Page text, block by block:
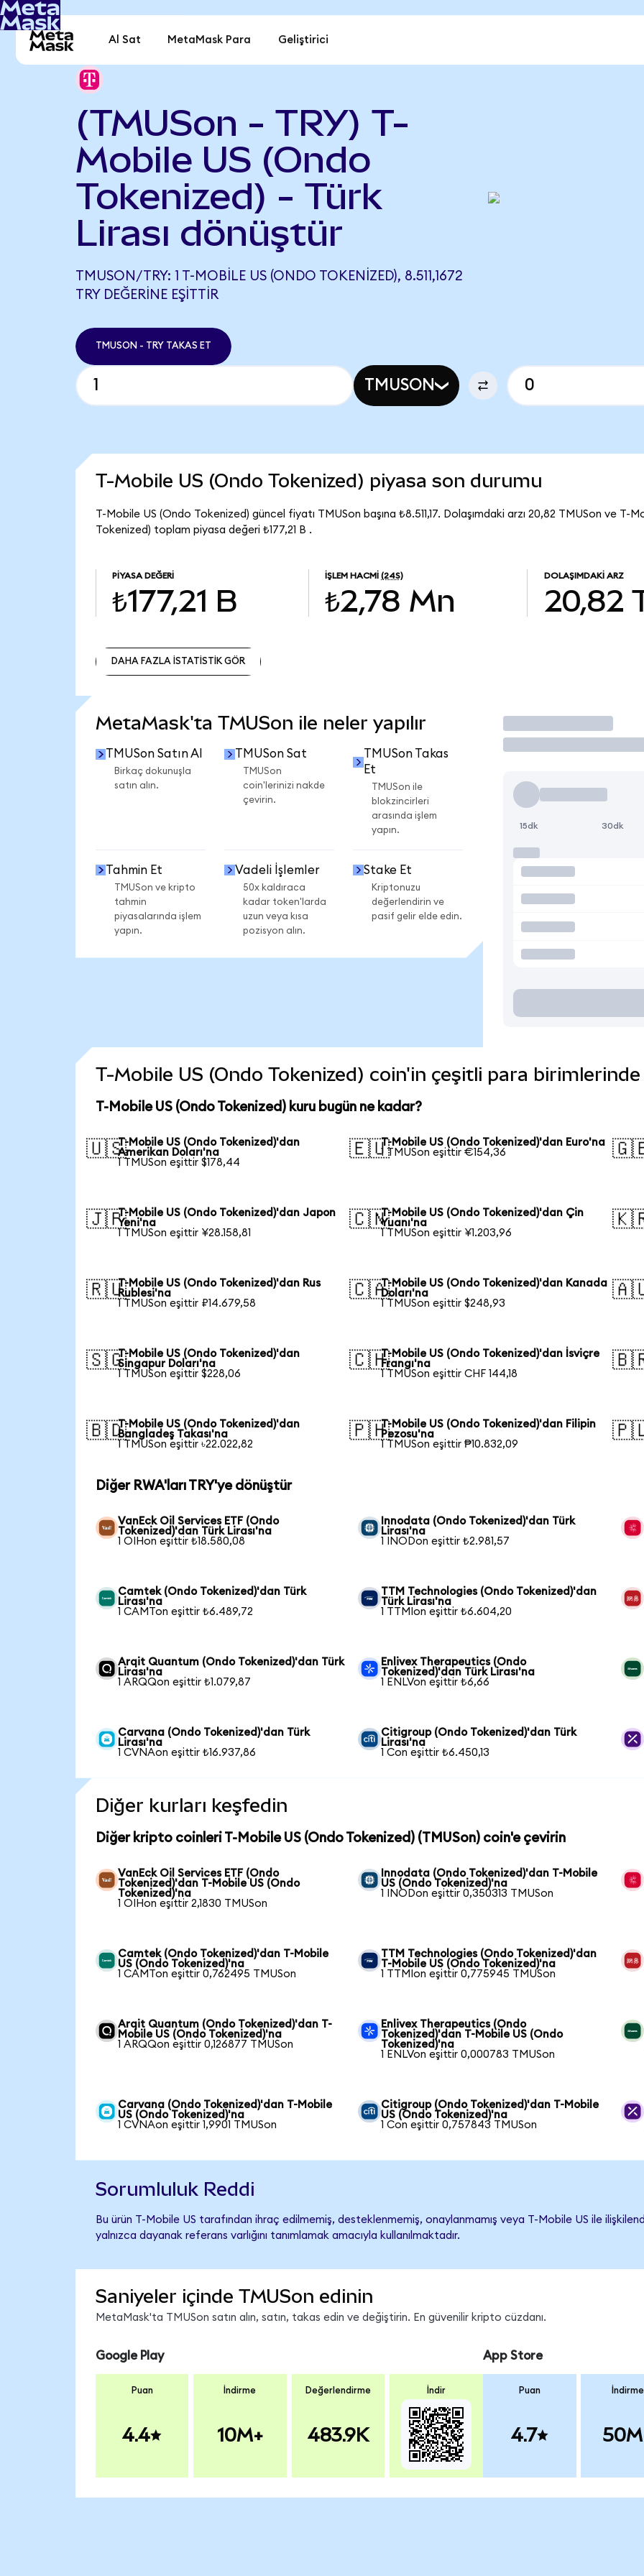
Al Sat MetaMask Para Geliştirici
(TMUSon - TRY) T-
Mobile US (Ondo
Tokenized) - Türk
Lirası dönüştür
TMUSON/TRY: 1 T-MOBILE US (ONDO TOKENIZED), 8.511,1672
TRY DEĞERINE EŞITTIR
TMUSON - TRY TAKAS ET
TMUSON
T-Mobile US (Ondo Tokenized) piyasa son durumu
T-Mobile US (Ondo Tokenized) güncel fiyatı TMUSon başına ₺8.511,17. Dolaşımdaki arzı 20,82 TMUSon ve T-
Tokenized) toplam piyasa değeri ₺177,21 B .
PIYASA DEĞERI
₺177,21 B
İŞLEM HACMI (24S)
₺2,78 Mn
DOLAŞIMDAKI ARZ
20,82
DAHA FAZLA İSTATİSTİK GÖR
MetaMask'ta TMUSon ile neler yapılır
TMUSon Satın Al
Birkaç dokunuşla
satın alın.
TMUSon Sat
TMUSon
coin'lerinizi nakde
çevirin.
TMUSon Takas
Et
TMUSon ile
blokzincirleri
arasında işlem
yapın.
Tahmin Et
TMUSon ve kripto
tahmin
piyasalarında işlem
yapın.
Vadeli İşlemler
50x kaldıraca
kadar token'larda
uzun veya kısa
pozisyon alın.
Stake Et
Kriptonuzu
değerlendirin ve
pasif gelir elde edin.
İşlem Yap
15dk 30dk
T-Mobile US (Ondo Tokenized) coin'in çeşitli para
T-Mobile US (Ondo Tokenized) kuru bugün ne kadar?
🇺🇸T-Mobile US (Ondo Tokenized)'dan
Amerikan Doları'na
1 TMUSon eşittir $178,44
🇪🇺T-Mobile US (Ondo Tokenized)'dan Euro'na
1 TMUSon eşittir €154,36
🇯🇵T-Mobile US (Ondo Tokenized)'dan Japon
Yeni'na
1 TMUSon eşittir ¥28.158,81
🇨🇳T-Mobile US (Ondo Tokenized)'dan Çin
Yuanı'na
1 TMUSon eşittir ¥1.203,96
🇷🇺T-Mobile US (Ondo Tokenized)'dan Rus
Rublesi'na
1 TMUSon eşittir ₽14.679,58
🇨🇦T-Mobile US (Ondo Tokenized)'dan Kanada
Doları'na
1 TMUSon eşittir $248,93
🇸🇬T-Mobile US (Ondo Tokenized)'dan
Singapur Doları'na
1 TMUSon eşittir $228,06
🇨🇭T-Mobile US (Ondo Tokenized)'dan İsviçre
Frangı'na
1 TMUSon eşittir CHF 144,18
🇧🇩T-Mobile US (Ondo Tokenized)'dan
Bangladeş Takası'na
1 TMUSon eşittir ৳22.022,82
🇵🇭T-Mobile US (Ondo Tokenized)'dan Filipin
Pezosu'na
1 TMUSon eşittir ₱10.832,09
Diğer RWA'ları TRY'ye dönüştür
VanEck Oil Services ETF (Ondo
Tokenized)'dan Türk Lirası'na
1 OIHon eşittir ₺18.580,08
Innodata (Ondo Tokenized)'dan Türk
Lirası'na
1 INODon eşittir ₺2.981,57
Camtek (Ondo Tokenized)'dan Türk
Lirası'na
1 CAMTon eşittir ₺6.489,72
TTM Technologies (Ondo Tokenized)'dan
Türk Lirası'na
1 TTMIon eşittir ₺6.604,20
Arqit Quantum (Ondo Tokenized)'dan Türk
Lirası'na
1 ARQQon eşittir ₺1.079,87
Enlivex Therapeutics (Ondo
Tokenized)'dan Türk Lirası'na
1 ENLVon eşittir ₺6,66
Carvana (Ondo Tokenized)'dan Türk
Lirası'na
1 CVNAon eşittir ₺16.937,86
Citigroup (Ondo Tokenized)'dan Türk
Lirası'na
1 Con eşittir ₺6.450,13
Diğer kurları keşfedin
Diğer kripto coinleri T-Mobile US (Ondo Tokenized) (TMUSon) coin'e çevirin
VanEck Oil Services ETF (Ondo
Tokenized)'dan T-Mobile US (Ondo
Tokenized)'na
1 OIHon eşittir 2,1830 TMUSon
Innodata (Ondo Tokenized)'dan T-Mobile
US (Ondo Tokenized)'na
1 INODon eşittir 0,350313 TMUSon
Camtek (Ondo Tokenized)'dan T-Mobile
US (Ondo Tokenized)'na
1 CAMTon eşittir 0,762495 TMUSon
TTM Technologies (Ondo Tokenized)'dan
T-Mobile US (Ondo Tokenized)'na
1 TTMIon eşittir 0,775945 TMUSon
Arqit Quantum (Ondo Tokenized)'dan T-
Mobile US (Ondo Tokenized)'na
1 ARQQon eşittir 0,126877 TMUSon
Enlivex Therapeutics (Ondo
Tokenized)'dan T-Mobile US (Ondo
Tokenized)'na
1 ENLVon eşittir 0,000783 TMUSon
Carvana (Ondo Tokenized)'dan T-Mobile
US (Ondo Tokenized)'na
1 CVNAon eşittir 1,9901 TMUSon
Citigroup (Ondo Tokenized)'dan T-Mobile
US (Ondo Tokenized)'na
1 Con eşittir 0,757843 TMUSon
Sorumluluk Reddi
Bu ürün T-Mobile US tarafından ihraç edilmemiş, desteklenmemiş, onaylanmamış veya T-Mobile US ile
yalnızca dayanak referans varlığını tanımlamak amacıyla kullanılmaktadır.
Saniyeler içinde TMUSon edinin
MetaMask'ta TMUSon satın alın, satın, takas edin ve değiştirin. En güvenilir kripto cüzdanı.
Google Play
Puan
4.4
İndirme
10M+
Değerlendirme
483.9K
İndir
App Store
Puan
4.7
İndirme